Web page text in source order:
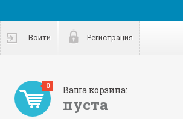
Войти Регистрация
Ваша корзина:
пуста
0